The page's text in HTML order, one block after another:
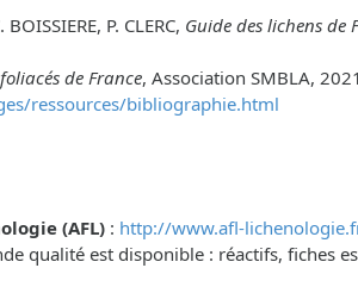
P. CLERC, Guide des lichens de
de France, Association SMBLA,
ressources/bibliographie.html
(AFL) : http://www.afl-
qualité est disponible : réactifs, fiches